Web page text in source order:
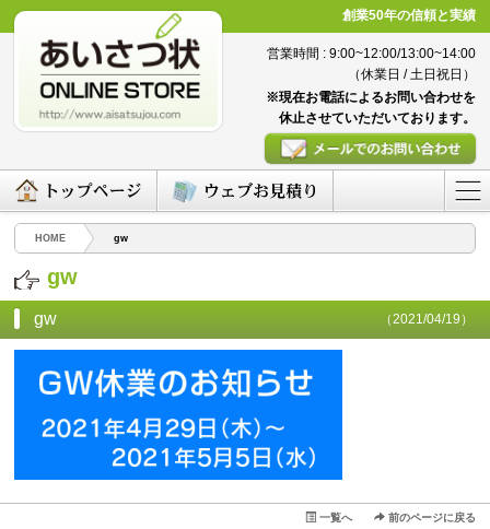
創業50年の信頼と実績
営業時間 : 9:00~12:00/13:00~14:00
（休業日 / 土日祝日）
※現在お電話によるお問い合わせを
休止させていただいております。
HOME gw
gw
gw （2021/04/19）
一覧へ 前のページに戻る